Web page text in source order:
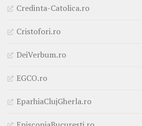
Credinta-Catolica.ro
Cristofori.ro
DeiVerbum.ro
EGCO.ro
EparhiaClujGherla.ro